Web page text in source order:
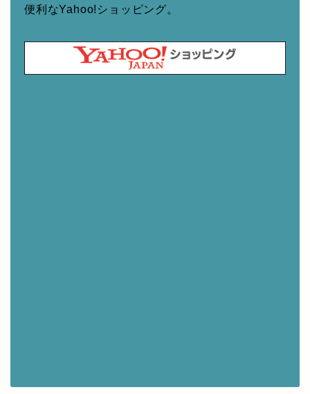
便利なYahoo!ショッピング。